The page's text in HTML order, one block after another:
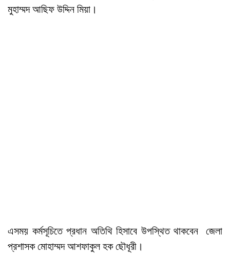
মুহাম্মদ আছিফ উদ্দিন মিয়া।
এসময় কর্মসূচিতে প্রধান অতিথি হিসাবে উপস্থিত থাকবেন জেলা
প্রশাসক মোহাম্মদ আশফাকুল হক ছৌধূরী।